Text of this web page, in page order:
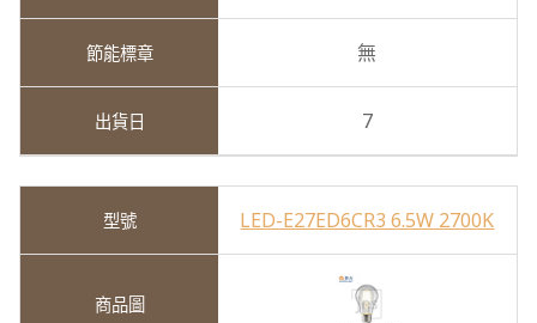
無
7
LED-E27ED6CR3 6.5W 2700K